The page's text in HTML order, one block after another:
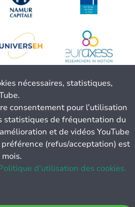
nécessaires, statistiques,
consentement pour l’utilisation
statistiques de fréquentation du
et de vidéos YouTube
(refus/acceptation) est
d’utilisation des cookies.